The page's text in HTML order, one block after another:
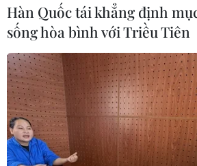
Yemen có thể trở thành mặt
trận quyết định của xung đột Mỹ-
Iran?
02/08/2026 13:33
Israel hoài nghi việc Hamas giải
theo thỏa thuận Gaza
Hàn Quốc tái khẳng định
sống hòa bình với Triều Tiên